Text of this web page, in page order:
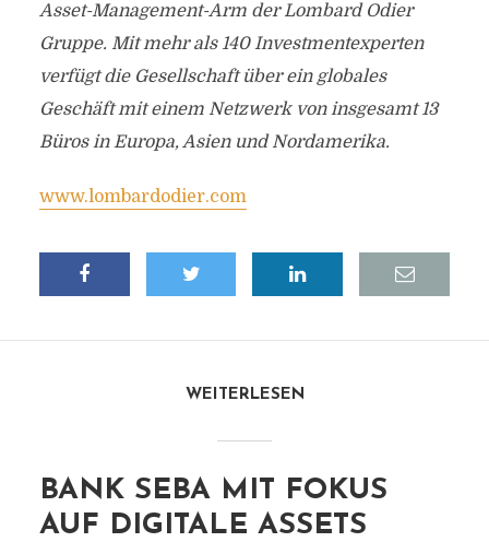
Asset-Management-Arm der Lombard Odier
Gruppe. Mit mehr als 140 Investmentexperten
verfügt die Gesellschaft über ein globales
Geschäft mit einem Netzwerk von insgesamt 13
Büros in Europa, Asien und Nordamerika.
www.lombardodier.com
WEITERLESEN
BANK SEBA MIT FOKUS
AUF DIGITALE ASSETS